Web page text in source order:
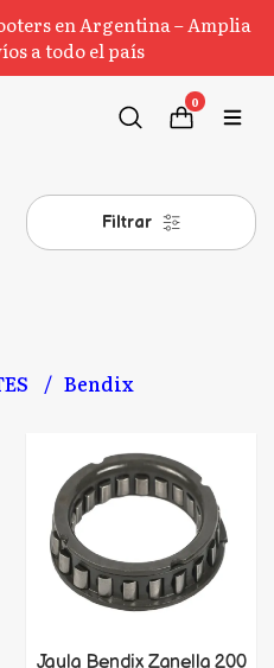
en Argentina – Amplia
a todo el país
0
Filtrar
Bendix
Jaula Bendix Zanella 200